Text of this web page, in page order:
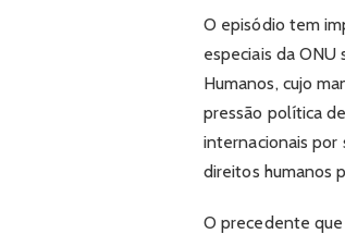
O episódio tem
especiais da
Humanos, cujo
pressão política
internacionais por
direitos humanos
O precedente que